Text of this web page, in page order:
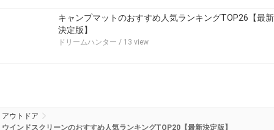
キャンプマットのおすすめ人気ランキングTOP26【最新
決定版】
ドリームハンター / 13 view
アウトドア
ウインドスクリーンのおすすめ人気ランキングTOP20【最新決定版】